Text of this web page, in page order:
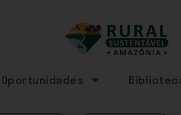
Oportunidades